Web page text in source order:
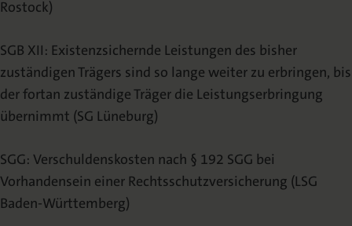
Rostock)
SGB XII: Existenzsichernde Leistungen des bisher
zuständigen Trägers sind so lange weiter zu erbringen, bis
der fortan zuständige Träger die Leistungserbringung
übernimmt (SG Lüneburg)
SGG: Verschuldenskosten nach § 192 SGG bei
Vorhandensein einer Rechtsschutzversicherung (LSG
Baden-Württemberg)